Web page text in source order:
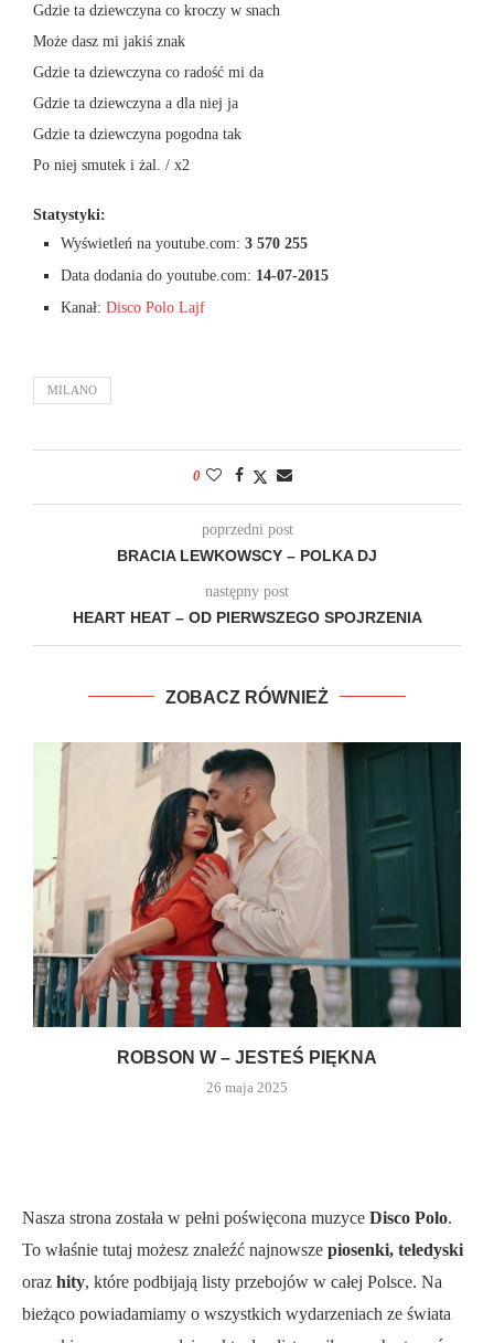
Gdzie ta dziewczyna co kroczy w snach
Może dasz mi jakiś znak
Gdzie ta dziewczyna co radość mi da
Gdzie ta dziewczyna a dla niej ja
Gdzie ta dziewczyna pogodna tak
Po niej smutek i żal. / x2
Statystyki:
Wyświetleń na youtube.com: 3 570 255
Data dodania do youtube.com: 14-07-2015
Kanał: Disco Polo Lajf
MILANO
0
poprzedni post
BRACIA LEWKOWSCY – POLKA DJ
następny post
HEART HEAT – OD PIERWSZEGO SPOJRZENIA
ZOBACZ RÓWNIEŻ
ROBSON W – JESTEŚ PIĘKNA
26 maja 2025
Nasza strona została w pełni poświęcona muzyce Disco Polo.
To właśnie tutaj możesz znaleźć najnowsze piosenki, teledyski
oraz hity, które podbijają listy przebojów w całej Polsce. Na
bieżąco powiadamiamy o wszystkich wydarzeniach ze świata